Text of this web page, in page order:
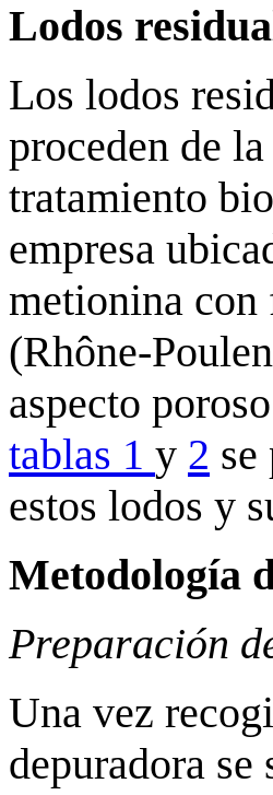
Lodos
Los lodos
proceden de
tratamiento
empresa
metionina con
(Rhône-
aspecto
tablas 1 y 2 se
estos lodos y
Metodología
Preparación
Una vez
depuradora